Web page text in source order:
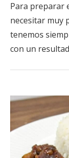
Para preparar
necesitar muy
tenemos
con un